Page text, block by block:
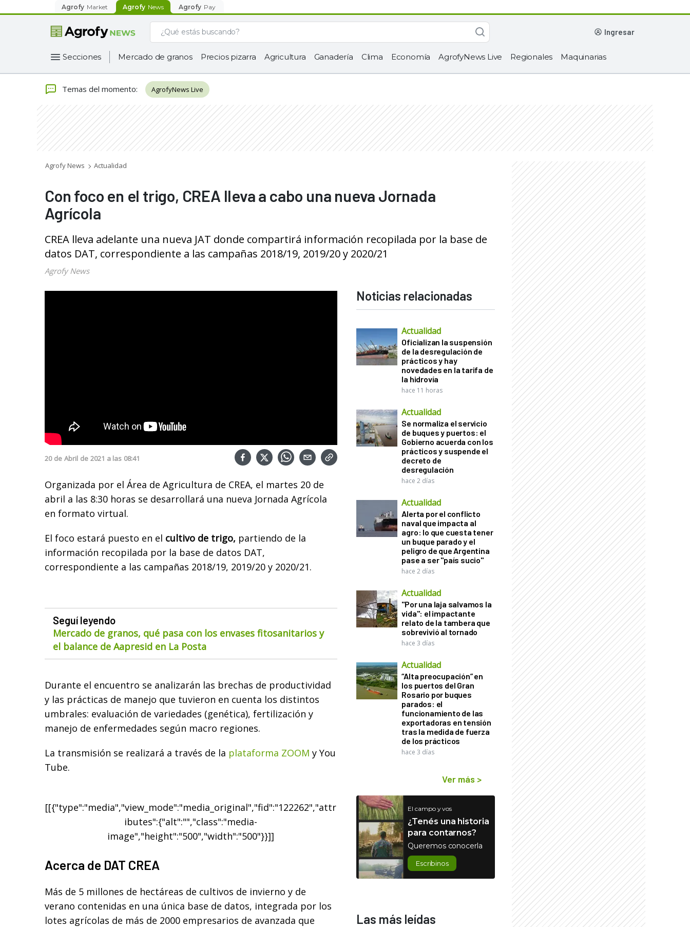
Agrofy Market Agrofy News Agrofy Pay
ingresar
Secciones Mercado de granos Precios pizarra Agricultura Ganadería Clima Economía AgrofyNews Live Regionales Maquinarias
Temas del momento: AgrofyNews Live
Agrofy News Actualidad
Con foco en el trigo, CREA lleva a cabo una nueva Jornada
Agrícola
CREA lleva adelante una nueva JAT donde compartirá información recopilada por la base de
datos DAT, correspondiente a las campañas 2018/19, 2019/20 y 2020/21
Agrofy News
20 de Abril de 2021 a las 08:41
Organizada por el Área de Agricultura de CREA, el martes 20 de
abril a las 8:30 horas se desarrollará una nueva Jornada Agrícola
en formato virtual.
El foco estará puesto en el cultivo de trigo, partiendo de la
información recopilada por la base de datos DAT,
correspondiente a las campañas 2018/19, 2019/20 y 2020/21.
Seguí leyendo
Mercado de granos, qué pasa con los envases fitosanitarios y
el balance de Aapresid en La Posta
Durante el encuentro se analizarán las brechas de productividad
y las prácticas de manejo que tuvieron en cuenta los distintos
umbrales: evaluación de variedades (genética), fertilización y
manejo de enfermedades según macro regiones.
La transmisión se realizará a través de la plataforma ZOOM y You
Tube.
[[{"type":"media","view_mode":"media_original","fid":"122262","attr
ibutes":{"alt":"","class":"media-
image","height":"500","width":"500"}}]]
Acerca de DAT CREA
Más de 5 millones de hectáreas de cultivos de invierno y de
verano contenidas en una única base de datos, integrada por los
lotes agrícolas de más de 2000 empresarios de avanzada que
Noticias relacionadas
Actualidad
Oficializan la suspensión
de la desregulación de
prácticos y hay
novedades en la tarifa de
la hidrovía
hace 11 horas
Actualidad
Se normaliza el servicio
de buques y puertos: el
Gobierno acuerda con los
prácticos y suspende el
decreto de
desregulación
hace 2 días
Actualidad
Alerta por el conflicto
naval que impacta al
agro: lo que cuesta tener
un buque parado y el
peligro de que Argentina
pase a ser "país sucio"
hace 2 días
Actualidad
"Por una laja salvamos la
vida": el impactante
relato de la tambera que
sobrevivió al tornado
hace 3 días
Actualidad
“Alta preocupación” en
los puertos del Gran
Rosario por buques
parados: el
funcionamiento de las
exportadoras en tensión
tras la medida de fuerza
de los prácticos
hace 3 días
Ver más >
El campo y vos
¿Tenés una historia
para contarnos?
Queremos conocerla
Escribinos
Las más leídas